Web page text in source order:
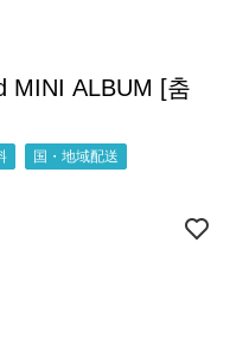
MINI ALBUM [춤
国・地域配送